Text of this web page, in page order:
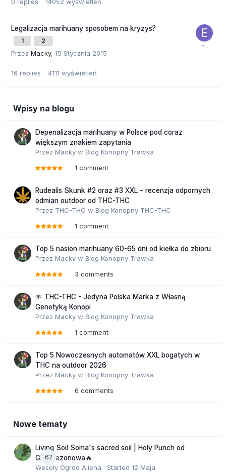
Legalizacja marihuany sposobem na kryzys?
1 2
Przez Macky, 15 Stycznia 2015
16 replies 4111 wyświetleń
Wpisy na blogu
Depenalizacja marihuany w Polsce pod coraz
większym znakiem zapytania
Przez Macky w Blog Konopny Trawka
1 comment
Rudealis Skunk #2 oraz #3 XXL – recenzja odpornych
odmian outdoor od THC-THC
Przez THC-THC w Blog Konopny THC-THC
1 comment
Top 5 nasion marihuany 60-65 dni od kiełka do zbioru
Przez Macky w Blog Konopny Trawka
3 comments
🌱 THC-THC - Jedyna Polska Marka z Własną
Genetyką Konopi
Przez Macky w Blog Konopny Trawka
1 comment
Top 5 Nowoczesnych automatów XXL bogatych w
THC na outdoor 2026
Przez Macky w Blog Konopny Trawka
6 comments
Nowe tematy
62
Living Soil Soma's sacred soil | Holy Punch od
GHS sezonowa🔥
Wesoły Ogród Aliena · Started 12 Maja